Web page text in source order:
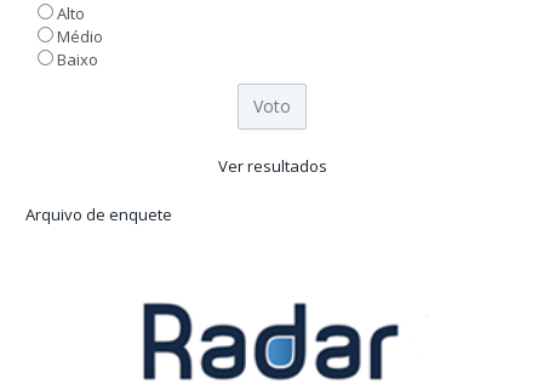
Alto
Médio
Baixo
Ver resultados
Arquivo de enquete